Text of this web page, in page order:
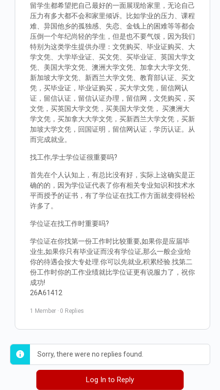
留学生都希望把自己最好的一面展现给家里，无论自己
压力有多大都不会和家里倾诉。比如学业的压力、课程
难、异国他乡的孤独感、失恋、金钱上的困难等等都会
压倒一个年纪尚轻的学生，但是也不要气馁，因为我们
特别为这类学生提供办理：文凭购买、毕业证购买、大
学文凭、大学毕业证、买文凭、买毕业证、英国大学文
凭、美国大学文凭、澳洲大学文凭、加拿大大学文凭、
新加坡大学文凭、新西兰大学文凭、教育部认证、买文
凭，买毕业证，毕业证购买，买大学文凭，留信网认
证，留信认证，留信认证办理，留信网，文凭购买，买
文凭，买英国大学文凭，买美国大学文凭， 买澳洲大
学文凭，买加拿大大学文凭，买新西兰大学文凭，买新
加坡大学文凭，回国证明，留信网认证，学历认证。从
而完成就业。
找工作,学士学位证很重要吗?
首先在个人认知上，有总比没有好，实际上这确实是正
确的的，因为学位证代表了你有相关专业知识和技术水
平而授予的证书，有了学位证在找工作方面就变得轻松
许多了。
学位证在找工作时重要吗?
学位证在你找第一份工作时比较重要,如果你是应届毕
业生,如果你只有毕业证而没有学位证,那么一般企业给
你的待遇会按大专处理.你可以先就业,积累经验.找第二
份工作时你的工作业绩就比学位证更有说服力了，祝你
成功!
26A61412
1 Member · 0 Replies
Sorry, there were no replies found.
Log In to Reply